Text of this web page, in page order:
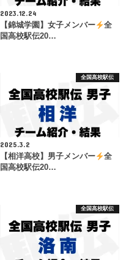
2023.12.24
【錦城学園】女子メンバー
全
国高校駅伝20…
全国高校駅伝
2025.3.2
【相洋高校】男子メンバー
全
国高校駅伝20…
全国高校駅伝